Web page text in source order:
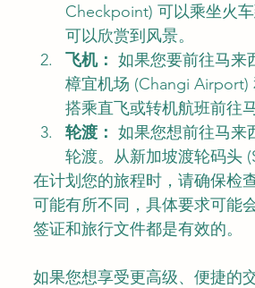
Checkpoint) 可以乘坐火
可以欣赏到风景。
飞机： 如果您要前往马来
樟宜机场 (Changi
搭乘直飞或转机航班前往
轮渡： 如果您想前往马来
轮渡。从新加坡渡轮码头
在计划您的旅程时，请确保检
可能有所不同，具体要求可能
签证和旅行文件都是有效的。
如果您想享受更高级、便捷的